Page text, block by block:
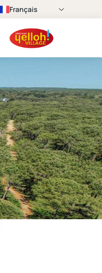
Français